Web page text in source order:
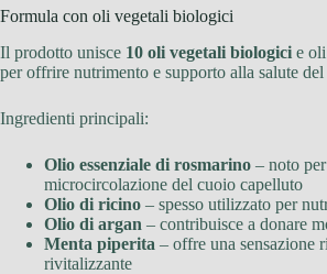
Formula con oli vegetali biologici
Il prodotto unisce 10 oli vegetali biologici e
per offrire nutrimento e supporto alla salute
Ingredienti principali:
Olio essenziale di rosmarino – noto
microcircolazione del cuoio capelluto
Olio di ricino – spesso utilizzato per
Olio di argan – contribuisce a donare
Menta piperita – offre una sensazione
rivitalizzante